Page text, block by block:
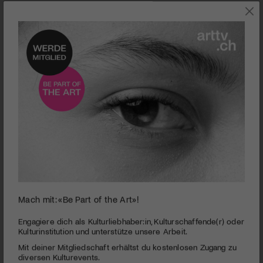
Feiert sein 50jähriges Jubiläum: Das Kleintheater Luzern
PUBLIZIERT AM 19. SEPTEMBER 2017
Das legendäre Luzerner Kleintheater feiert ein halbes
Mach mit: «Be Part of the Art»!
Engagiere dich als Kulturliebhaber:in, Kulturschaffende(r) oder
Kulturinstitution und unterstütze unsere Arbeit.
Mit deiner Mitgliedschaft erhältst du kostenlosen Zugang zu
diversen Kulturevents.